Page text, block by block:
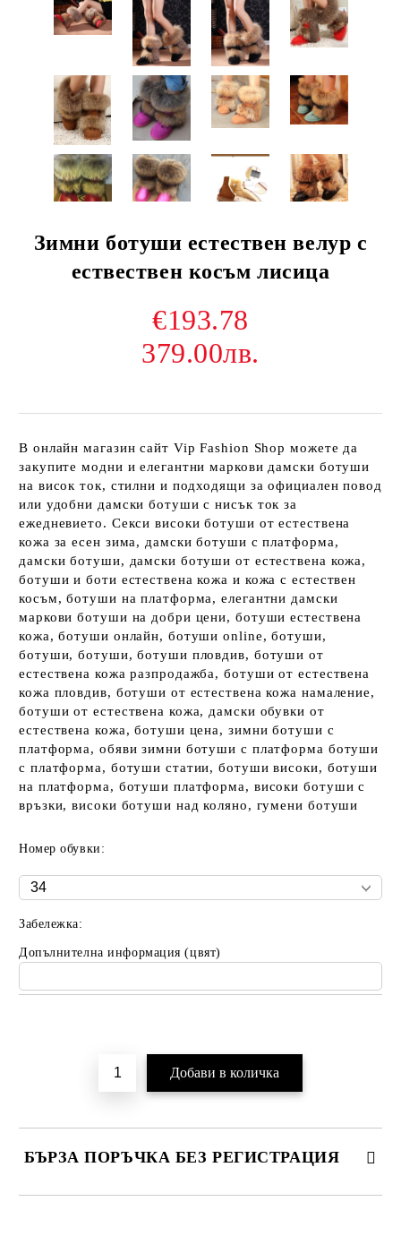
Зимни ботуши естествен велур с
ествествен косъм лисица
€193.78
379.00лв.
В онлайн магазин сайт Vip Fashion Shop можете да
закупите модни и елегантни маркови дамски ботуши
на висок ток, стилни и подходящи за официален повод
или удобни дамски ботуши с нисък ток за
ежедневието. Секси високи ботуши от естествена
кожа за есен зима, дамски ботуши с платформа,
дамски ботуши, дамски ботуши от естествена кожа,
ботуши и боти естествена кожа и кожа с естествен
косъм, ботуши на платформа, елегантни дамски
маркови ботуши на добри цени, ботуши естествена
кожа, ботуши онлайн, ботуши оnline, ботуши,
ботуши, ботуши, ботуши пловдив, ботуши от
естествена кожа разпродажба, ботуши от естествена
кожа пловдив, ботуши от естествена кожа намаление,
ботуши от естествена кожа, дамски обувки от
естествена кожа, ботуши цена, зимни ботуши с
платформа, обяви зимни ботуши с платформа ботуши
с платформа, ботуши статии, ботуши високи, ботуши
на платформа, ботуши платформа, високи ботуши с
връзки, високи ботуши над коляно, гумени ботуши
Номер обувки:
Забележка:
Допълнителна информация (цвят)
БЪРЗА ПОРЪЧКА БЕЗ РЕГИСТРАЦИЯ